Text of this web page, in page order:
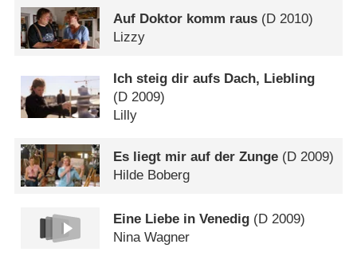
Auf Doktor komm raus (D 2010)
Lizzy
Ich steig dir aufs Dach, Liebling
(D 2009)
Lilly
Es liegt mir auf der Zunge (D 2009)
Hilde Boberg
Eine Liebe in Venedig (D 2009)
Nina Wagner